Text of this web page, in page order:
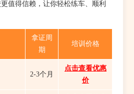
值得信赖，让你轻松练车、顺利
拿证周
期
培训价格
2-3个月
点击查看优惠
价